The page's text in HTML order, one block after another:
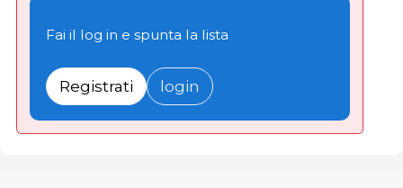
Fai il log in e spunta la lista
Registrati login